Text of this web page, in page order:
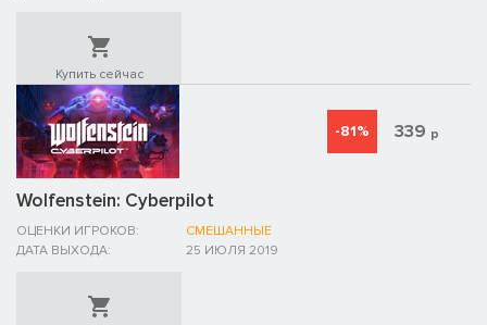
Купить сейчас
Wolfenstein: Cyberpilot
ОЦЕНКИ ИГРОКОВ:
СМЕШАННЫЕ
ДАТА ВЫХОДА:
25 ИЮЛЯ 2019
-81% 339 р